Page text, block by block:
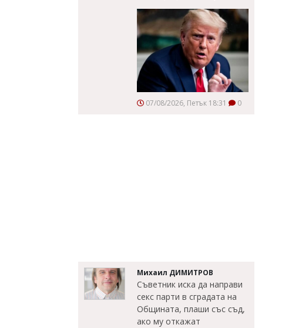
07/08/2026, Петък 18:31 0
Михаил ДИМИТРОВ
Съветник иска да направи
секс парти в сградата на
Общината, плаши със съд,
ако му откажат